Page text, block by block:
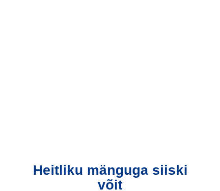
Heitliku mänguga siiski
võit